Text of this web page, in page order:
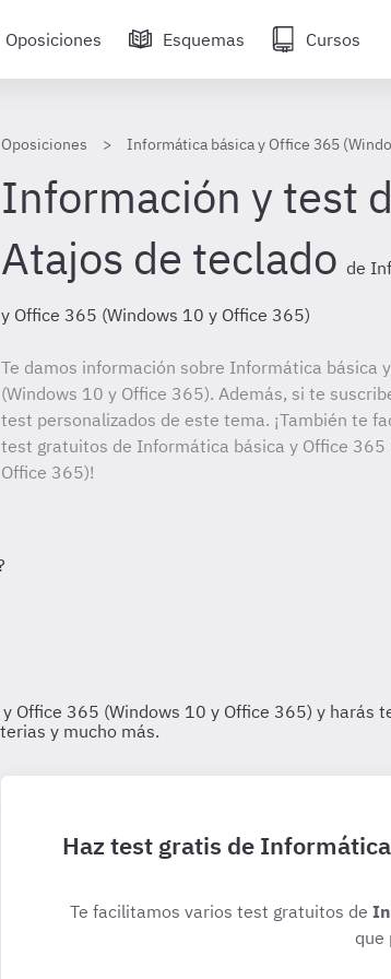
Oposiciones Esquemas Cursos
Oposiciones Informática básica y Office 365
Información y test
Atajos de teclado de
y Office 365 (Windows 10 y Office 365)
Te damos información sobre Informática básica
(Windows 10 y Office 365). Además, si te
test personalizados de este tema. ¡También te
test gratuitos de Informática básica y Office 365
Office 365)!
Haz test gratis de
Te facilitamos varios test gratuitos de
que